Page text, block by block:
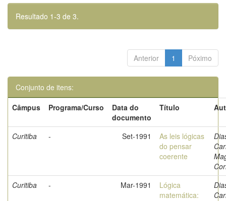
Resultado 1-3 de 3.
Anterior 1 Póximo
Conjunto de itens:
Câmpus
Programa/Curso
Data do
documento
Título
Curitiba - Set-1991
As leis lógicas
do pensar
coerente
Curitiba
- Mar-1991
Lógica
matemática: